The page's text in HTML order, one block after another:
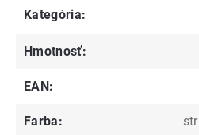
Kategória:
Hmotnosť:
EAN:
Farba: